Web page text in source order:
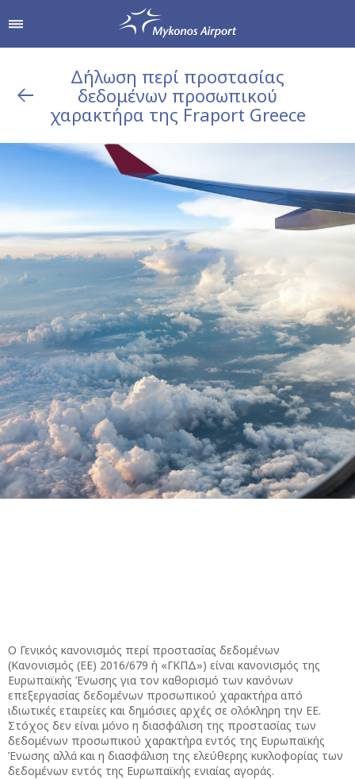
Από & Προς το Αεροδρόμιο
Πληροφορίες Επιβατών
Αγορές & Γεύση Υπηρεσίες
Καταστήματα
Εστιατόρια & Καφέ
Δήλωση περί προστασίας
δεδομένων προσωπικού
χαρακτήρα της Fraport Greece
Ο Γενικός κανονισμός περί προστασίας δεδομένων
(Κανονισμός (ΕΕ) 2016/679 ή «ΓΚΠΔ») είναι κανονισμός της
Ευρωπαϊκής Ένωσης για τον καθορισμό των κανόνων
επεξεργασίας δεδομένων προσωπικού χαρακτήρα από
ιδιωτικές εταιρείες και δημόσιες αρχές σε ολόκληρη την ΕΕ.
Στόχος δεν είναι μόνο η διασφάλιση της προστασίας των
δεδομένων προσωπικού χαρακτήρα εντός της Ευρωπαϊκής
Ένωσης αλλά και η διασφάλιση της ελεύθερης κυκλοφορίας των
δεδομένων εντός της Ευρωπαϊκής ενιαίας αγοράς.